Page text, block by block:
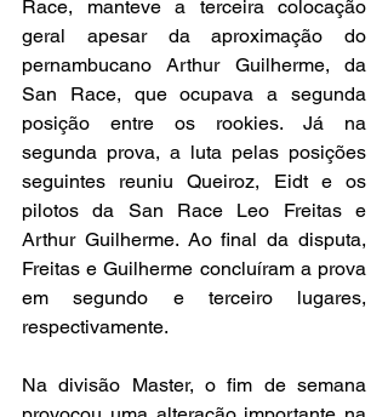
Race, manteve a terceira colocação
geral apesar da aproximação do
pernambucano Arthur Guilherme, da
San Race, que ocupava a segunda
posição entre os rookies. Já na
segunda prova, a luta pelas posições
seguintes reuniu Queiroz, Eidt e os
pilotos da San Race Leo Freitas e
Arthur Guilherme. Ao final da disputa,
Freitas e Guilherme concluíram a prova
em segundo e terceiro lugares,
respectivamente.
Na divisão Master, o fim de semana